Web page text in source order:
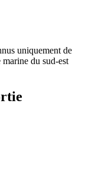
uniquement de
du sud-est